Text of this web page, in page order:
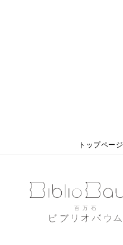
トップページ